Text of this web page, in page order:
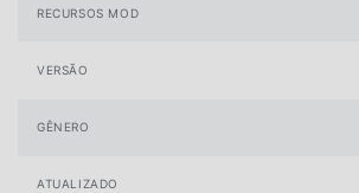
RECURSOS MOD
VERSÃO
GÊNERO
ATUALIZADO